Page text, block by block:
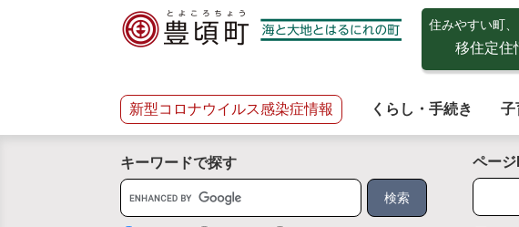
住みやすい町
移住定住
新型コロナウイルス感染症情報 くらし・手続き 子
キーワードで探す
サ
イ
ペー